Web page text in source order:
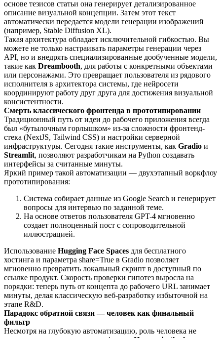
основе тезисов статьи она генерирует детализированное
описание визуальной концепции. Затем этот текст
автоматически передается модели генерации изображений
(например, Stable Diffusion XL).
Такая архитектура обладает исключительной гибкостью. Вы
можете не только настраивать параметры генерации через
API, но и внедрять специализированные дообученные модели,
такие как Dreambooth, для работы с конкретными объектами
или персонажами. Это превращает пользователя из рядового
исполнителя в архитектора системы, где нейросети
координируют работу друг друга для достижения визуальной
консистентности.
Смерть классического фронтенда в прототипировании
Традиционный путь от идеи до рабочего приложения всегда
был «бутылочным горлышком» из-за сложности фронтенд-
стека (NextJS, Tailwind CSS) и настройки серверной
инфраструктуры. Сегодня такие инструменты, как Gradio и
Streamlit, позволяют разработчикам на Python создавать
интерфейсы за считанные минуты.
Яркий пример такой автоматизации — двухэтапный воркфлоу
прототипирования:
Система собирает данные из Google Search и генерирует
вопросы для интервью по заданной теме.
На основе ответов пользователя GPT-4 мгновенно
создает полноценный пост с сопроводительной
иллюстрацией.
Использование Hugging Face Spaces для бесплатного
хостинга и параметра share=True в Gradio позволяет
мгновенно превратить локальный скрипт в доступный по
ссылке продукт. Скорость проверки гипотез выросла на
порядки: теперь путь от концепта до рабочего URL занимает
минуты, делая классическую веб-разработку избыточной на
этапе R&D.
Парадокс обратной связи — человек как финальный
фильтр
Несмотря на глубокую автоматизацию, роль человека не